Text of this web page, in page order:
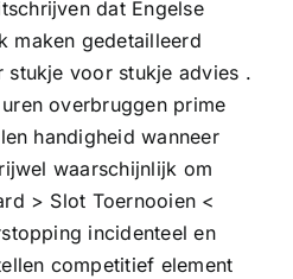
dat Engelse
maken gedetailleerd
stukje voor stukje advies .
overbruggen prime
handigheid wanneer
waarschijnlijk om
> Slot Toernooien <
incidenteel en
competitief element